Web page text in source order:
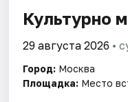
Города
Площадки
Артисты
Культурно
29 августа 2026 •
Город: Москва
Площадка: Место